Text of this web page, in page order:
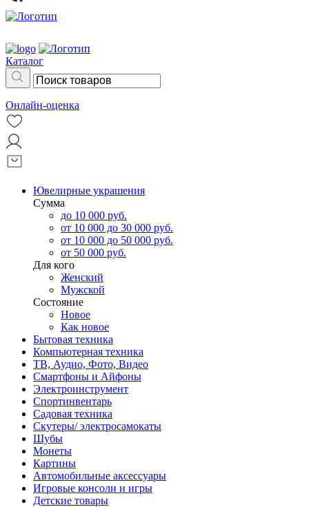
Каталог
Онлайн-оценка
Ювелирные украшения
Сумма
до 10 000 руб.
от 10 000 до 30 000 руб.
от 10 000 до 50 000 руб.
от 50 000 руб.
Для кого
Женский
Мужской
Состояние
Новое
Как новое
Бытовая техника
Компьютерная техника
ТВ, Аудио, Фото, Видео
Смартфоны и Айфоны
Электроинструмент
Спортинвентарь
Садовая техника
Скутеры/ электросамокаты
Шубы
Монеты
Картины
Автомобильные аксессуары
Игровые консоли и игры
Детские товары